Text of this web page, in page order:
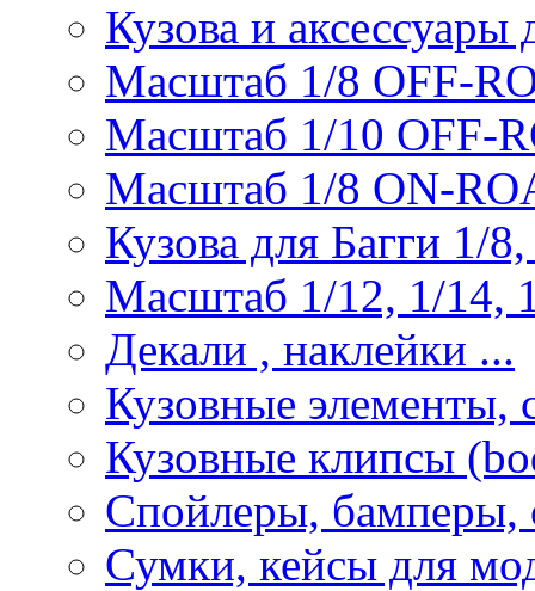
Кузова и
Масштаб 1/8 OFF-
Масштаб 1/10 OFF-
Масштаб 1/8 ON-
Кузова для Багги 1/
Масштаб 1/12, 1/14,
Декали , наклейки ...
Кузовные элементы,
Кузовные клипсы
Спойлеры, бамперы,
Сумки, кейсы для